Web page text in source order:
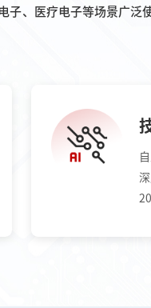
子、医疗电子等场景广泛